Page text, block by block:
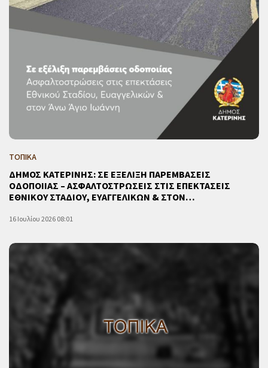
ΤΟΠΙΚΑ
ΔΗΜΟΣ ΚΑΤΕΡΙΝΗΣ: ΣΕ ΕΞΕΛΙΞΗ ΠΑΡΕΜΒΑΣΕΙΣ
ΟΔΟΠΟΙΙΑΣ – ΑΣΦΑΛΤΟΣΤΡΩΣΕΙΣ ΣΤΙΣ ΕΠΕΚΤΑΣΕΙΣ
ΕΘΝΙΚΟΥ ΣΤΑΔΙΟΥ, ΕΥΑΓΓΕΛΙΚΩΝ & ΣΤΟΝ…
16 Ιουλίου 2026 08:01